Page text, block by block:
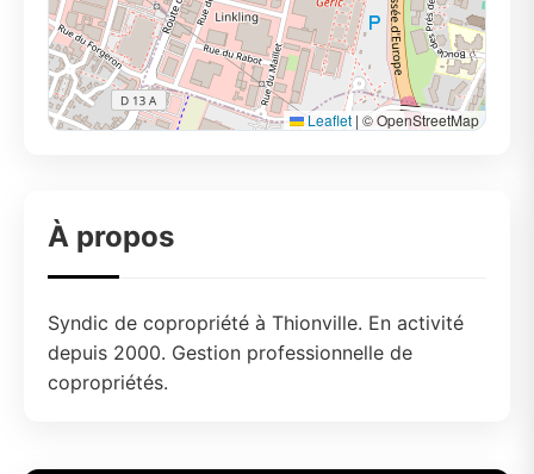
Leaflet | © OpenStreetMap
À propos
Syndic de copropriété à Thionville. En activité
depuis 2000. Gestion professionnelle de
copropriétés.